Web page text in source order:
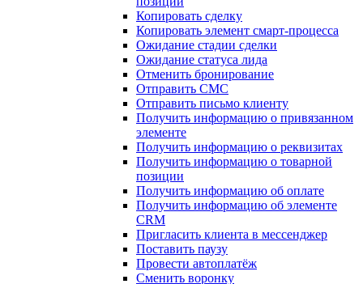
Копировать сделку
Копировать элемент смарт-процесса
Ожидание стадии сделки
Ожидание статуса лида
Отменить бронирование
Отправить СМС
Отправить письмо клиенту
Получить информацию о привязанном
элементе
Получить информацию о реквизитах
Получить информацию о товарной
позиции
Получить информацию об оплате
Получить информацию об элементе
CRM
Пригласить клиента в мессенджер
Поставить паузу
Провести автоплатёж
Сменить воронку